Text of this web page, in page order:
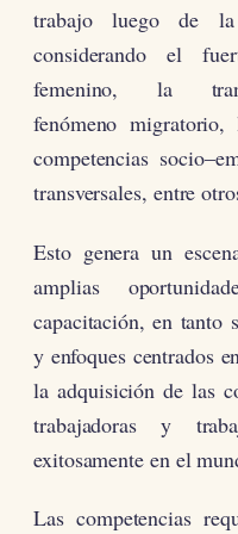
trabajo luego de la
considerando el
femenino, la
fenómeno
competencias
transversales, entre
Esto genera un
amplias
capacitación, en tanto
y enfoques centrados
la adquisición de las
trabajadoras y
exitosamente en el
Las competencias